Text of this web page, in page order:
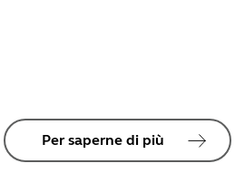
Per saperne di più